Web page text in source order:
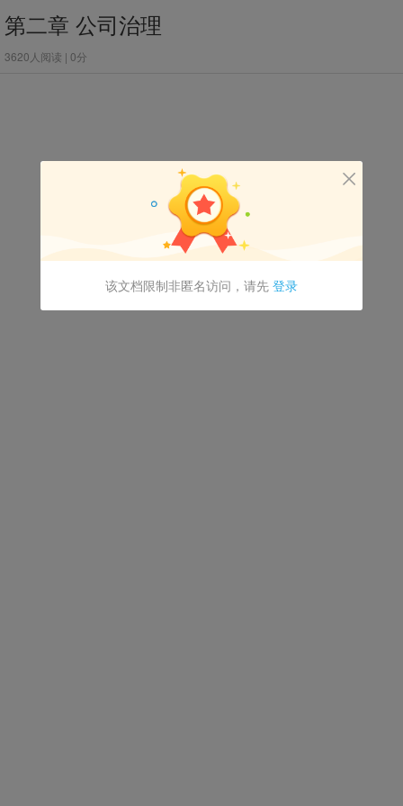
第二章 公司治理
3620人阅读 | 0分

该文档限制非匿名访问，请先 登录